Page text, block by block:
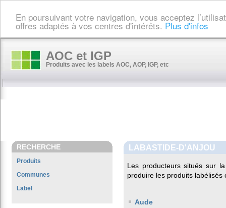
En poursuivant votre navigation, vous acceptez
offres adaptés à vos centres d'intérêts. Plus d'infos
AOC et IGP
Produits avec les labels AOC, AOP, IGP, etc
RECHERCHE
Produits
Communes
Label
LABASTIDE-D'ANJOU
Les producteurs situés sur
produire les produits labélisés
Aude